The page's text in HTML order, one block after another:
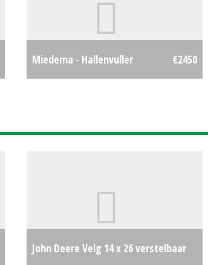
Miedema - Hallenvuller €2450
John Deere Velg 14 x 26 verstelbaar